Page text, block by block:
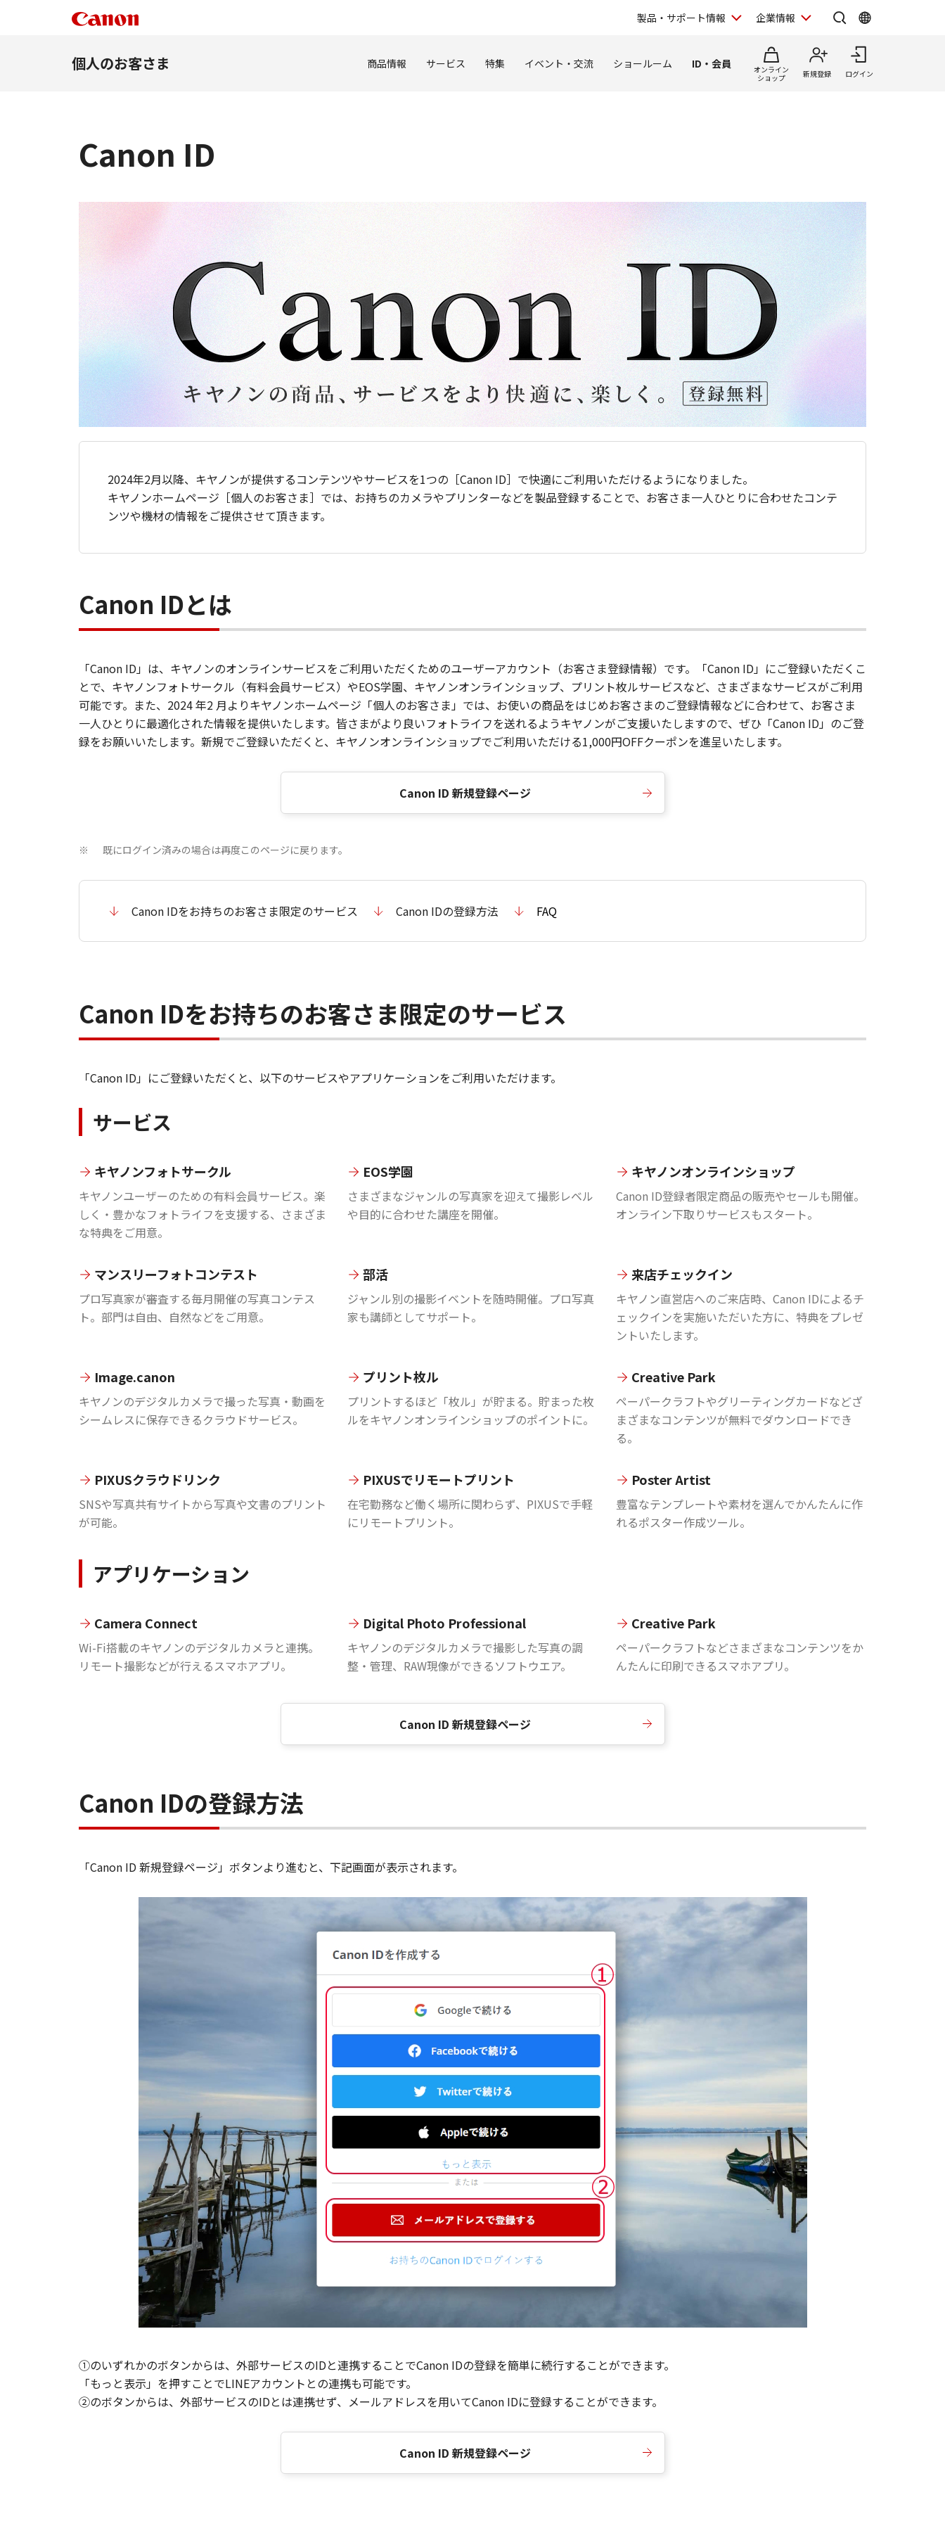
製品・サポート情報 企業情報
個人のお客さま 商品情報 サービス 特集 イベント・交流 ショールーム ID・会員
オンライン
ショップ
新規登録 ログイン
Canon ID
2024年2月以降、キヤノンが提供するコンテンツやサービスを1つの［Canon ID］で快適にご利用いただけるようになりました。
キヤノンホームページ［個人のお客さま］では、お持ちのカメラやプリンターなどを製品登録することで、お客さま一人ひとりに合わせたコンテ
ンツや機材の情報をご提供させて頂きます。
Canon IDとは
「Canon ID」は、キヤノンのオンラインサービスをご利用いただくためのユーザーアカウント（お客さま登録情報）です。「Canon ID」にご登録いただくこ
とで、キヤノンフォトサークル（有料会員サービス）やEOS学園、キヤノンオンラインショップ、プリント枚ルサービスなど、さまざまなサービスがご利用
可能です。また、2024 年2 月よりキヤノンホームページ「個人のお客さま」では、お使いの商品をはじめお客さまのご登録情報などに合わせて、お客さま
一人ひとりに最適化された情報を提供いたします。皆さまがより良いフォトライフを送れるようキヤノンがご支援いたしますので、ぜひ「Canon ID」のご登
録をお願いいたします。新規でご登録いただくと、キヤノンオンラインショップでご利用いただける1,000円OFFクーポンを進呈いたします。
Canon ID 新規登録ページ
※ 既にログイン済みの場合は再度このページに戻ります。
Canon IDをお持ちのお客さま限定のサービス Canon IDの登録方法 FAQ
Canon IDをお持ちのお客さま限定のサービス
「Canon ID」にご登録いただくと、以下のサービスやアプリケーションをご利用いただけます。
サービス
キヤノンフォトサークル
キヤノンユーザーのための有料会員サービス。楽
しく・豊かなフォトライフを支援する、さまざま
な特典をご用意。
EOS学園
さまざまなジャンルの写真家を迎えて撮影レベル
や目的に合わせた講座を開催。
キヤノンオンラインショップ
Canon ID登録者限定商品の販売やセールも開催。
オンライン下取りサービスもスタート。
マンスリーフォトコンテスト
プロ写真家が審査する毎月開催の写真コンテス
ト。部門は自由、自然などをご用意。
部活
ジャンル別の撮影イベントを随時開催。プロ写真
家も講師としてサポート。
来店チェックイン
キヤノン直営店へのご来店時、Canon IDによるチ
ェックインを実施いただいた方に、特典をプレゼ
ントいたします。
Image.canon
キヤノンのデジタルカメラで撮った写真・動画を
シームレスに保存できるクラウドサービス。
プリント枚ル
プリントするほど「枚ル」が貯まる。貯まった枚
ルをキヤノンオンラインショップのポイントに。
Creative Park
ペーパークラフトやグリーティングカードなどざ
まざまなコンテンツが無料でダウンロードでき
る。
PIXUSクラウドリンク
SNSや写真共有サイトから写真や文書のプリント
が可能。
PIXUSでリモートプリント
在宅勤務など働く場所に関わらず、PIXUSで手軽
にリモートプリント。
Poster Artist
豊富なテンプレートや素材を選んでかんたんに作
れるポスター作成ツール。
アプリケーション
Camera Connect
Wi-Fi搭載のキヤノンのデジタルカメラと連携。
リモート撮影などが行えるスマホアプリ。
Digital Photo Professional
キヤノンのデジタルカメラで撮影した写真の調
整・管理、RAW現像ができるソフトウエア。
Creative Park
ペーパークラフトなどさまざまなコンテンツをか
んたんに印刷できるスマホアプリ。
Canon ID 新規登録ページ
Canon IDの登録方法
「Canon ID 新規登録ページ」ボタンより進むと、下記画面が表示されます。
①のいずれかのボタンからは、外部サービスのIDと連携することでCanon IDの登録を簡単に続行することができます。
「もっと表示」を押すことでLINEアカウントとの連携も可能です。
②のボタンからは、外部サービスのIDとは連携せず、メールアドレスを用いてCanon IDに登録することができます。
Canon ID 新規登録ページ